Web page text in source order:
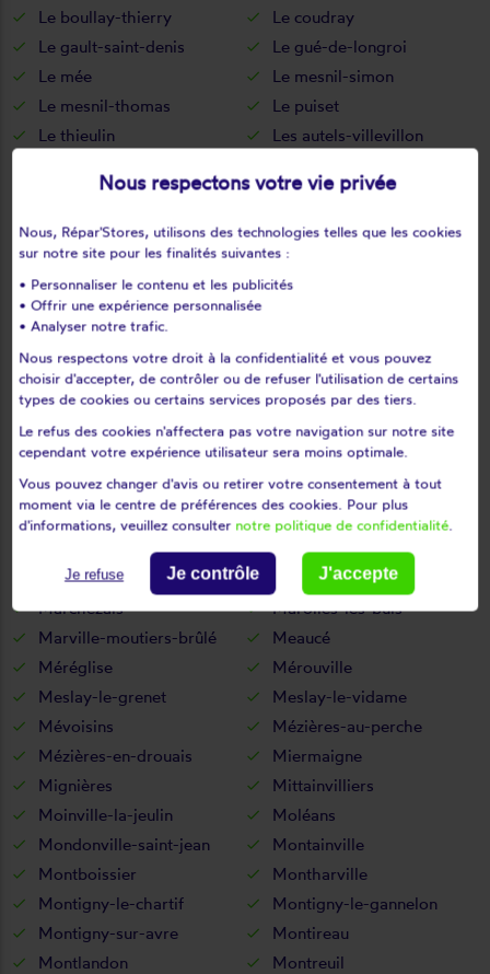
Le boullay-thierry
Le coudray
Le gault-saint-denis
Le gué-de-longroi
Le mée
Le mesnil-simon
Le mesnil-thomas
Le puiset
Le thieulin
Les autels-villevillon
Les corvées-les-yys
Les etilleux
Les pinthières
Les ressuintes
Léthuin
Levainville
Lèves
Levesville-la-chenard
Logron
Lormaye
Louvilliers-en-drouais
Louvilliers-lès-perche
Lucé
Luigny
Luisant
Lumeau
Luplanté
Luray
Lutz-en-dunois
Magny
Maillebois
Maintenon
Manou
Marboué
Marchéville
Marchezais
Marolles-les-buis
Marville-moutiers-brûlé
Meaucé
Méréglise
Mérouville
Meslay-le-grenet
Meslay-le-vidame
Mévoisins
Mézières-au-perche
Mézières-en-drouais
Miermaigne
Mignières
Mittainvilliers
Moinville-la-jeulin
Moléans
Mondonville-saint-jean
Montainville
Montboissier
Montharville
Montigny-le-chartif
Montigny-le-gannelon
Montigny-sur-avre
Montireau
Montlandon
Montreuil
Nous respectons votre vie privée
Nous, Répar'Stores, utilisons des technologies telles que les cookies
sur notre site pour les finalités suivantes :
• Personnaliser le contenu et les publicités
• Offrir une expérience personnalisée
• Analyser notre trafic.
Nous respectons votre droit à la confidentialité et vous pouvez
choisir d'accepter, de contrôler ou de refuser l'utilisation de certains
types de cookies ou certains services proposés par des tiers.
Le refus des cookies n'affectera pas votre navigation sur notre site
cependant votre expérience utilisateur sera moins optimale.
Vous pouvez changer d'avis ou retirer votre consentement à tout
moment via le centre de préférences des cookies. Pour plus
d'informations, veuillez consulter notre politique de confidentialité.
Je refuse Je contrôle J'accepte